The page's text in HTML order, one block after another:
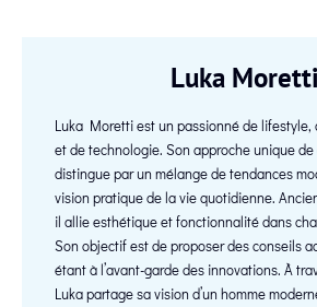
Luka Moretti
Luka Moretti est un passionné de lifestyle,
et de technologie. Son approche unique
distingue par un mélange de tendances
vision pratique de la vie quotidienne.
il allie esthétique et fonctionnalité dans
Son objectif est de proposer des conseils
étant à l’avant-garde des innovations. À
Luka partage sa vision d’un homme